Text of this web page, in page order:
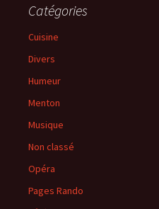
Catégories
Cuisine
Divers
Humeur
Menton
Musique
Non classé
Opéra
Pages Rando